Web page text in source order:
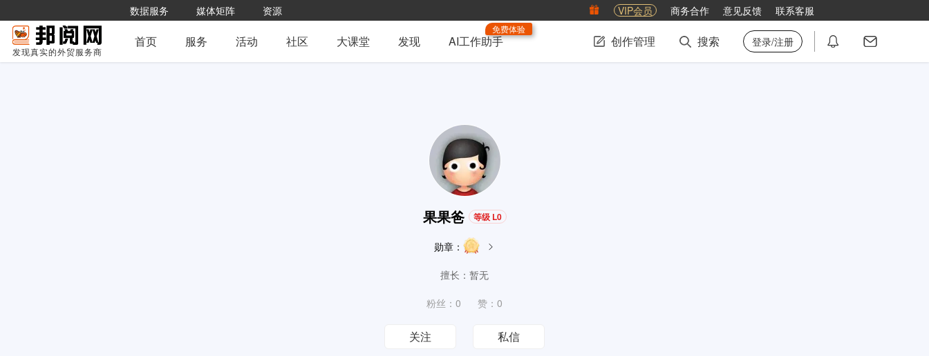
数据服务 媒体矩阵 资源 VIP会员 商务合作 意见反馈 联系客服
发现真实的外贸服务商
首页 服务 活动 社区 大课堂 发现 AI工作助手
免费体验
创作管理 搜索 登录/注册
果果爸 等级 L0
勋章：
擅长：暂无
粉丝：0 赞：0
关注 私信